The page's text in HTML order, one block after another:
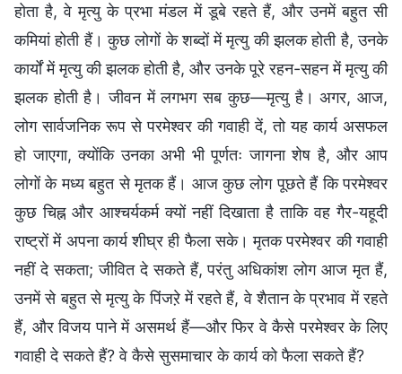
होता है, वे मृत्यु के प्रभा मंडल में डूबे रहते हैं, और उनमें बहुत सी
कमियां होती हैं। कुछ लोगों के शब्दों में मृत्यु की झलक होती है, उनके
कार्यों में मृत्यु की झलक होती है, और उनके पूरे रहन-सहन में मृत्यु की
झलक होती है। जीवन में लगभग सब कुछ—मृत्यु है। अगर, आज,
लोग सार्वजनिक रूप से परमेश्वर की गवाही दें, तो यह कार्य असफल
हो जाएगा, क्योंकि उनका अभी भी पूर्णतः जागना शेष है, और आप
लोगों के मध्य बहुत से मृतक हैं। आज कुछ लोग पूछते हैं कि परमेश्वर
कुछ चिह्न और आश्चर्यकर्म क्यों नहीं दिखाता है ताकि वह गैर-यहूदी
राष्ट्रों में अपना कार्य शीघ्र ही फैला सके। मृतक परमेश्वर की गवाही
नहीं दे सकता; जीवित दे सकते हैं, परंतु अधिकांश लोग आज मृत हैं,
उनमें से बहुत से मृत्यु के पिंजऱे में रहते हैं, वे शैतान के प्रभाव में रहते
हैं, और विजय पाने में असमर्थ हैं—और फिर वे कैसे परमेश्वर के लिए
गवाही दे सकते हैं? वे कैसे सुसमाचार के कार्य को फैला सकते हैं?